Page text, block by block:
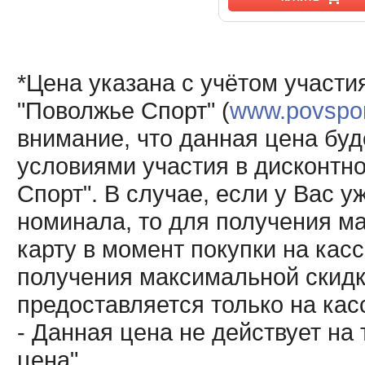
*Цена указана с учётом
"Поволжье Спорт" (
внимание, что данная цена
условиями участия в
Спорт". В случае, если у Вас
номинала, то для получения
карту в момент покупки на
получения максимальной
предоставляется только на
- Данная цена не действует